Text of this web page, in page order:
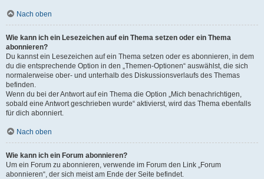
Nach oben
Wie kann ich ein Lesezeichen auf ein Thema setzen oder ein Thema
abonnieren?
Du kannst ein Lesezeichen auf ein Thema setzen oder es abonnieren, in dem
du die entsprechende Option in den „Themen-Optionen“ auswählst, die sich
normalerweise ober- und unterhalb des Diskussionsverlaufs des Themas
befinden.
Wenn du bei der Antwort auf ein Thema die Option „Mich benachrichtigen,
sobald eine Antwort geschrieben wurde“ aktivierst, wird das Thema ebenfalls
für dich abonniert.
Nach oben
Wie kann ich ein Forum abonnieren?
Um ein Forum zu abonnieren, verwende im Forum den Link „Forum
abonnieren“, der sich meist am Ende der Seite befindet.